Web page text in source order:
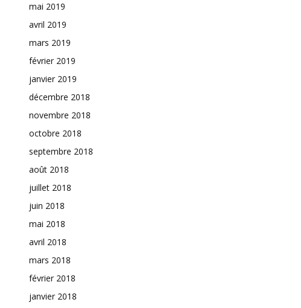
mai 2019
avril 2019
mars 2019
février 2019
janvier 2019
décembre 2018
novembre 2018
octobre 2018
septembre 2018
août 2018
juillet 2018
juin 2018
mai 2018
avril 2018
mars 2018
février 2018
janvier 2018